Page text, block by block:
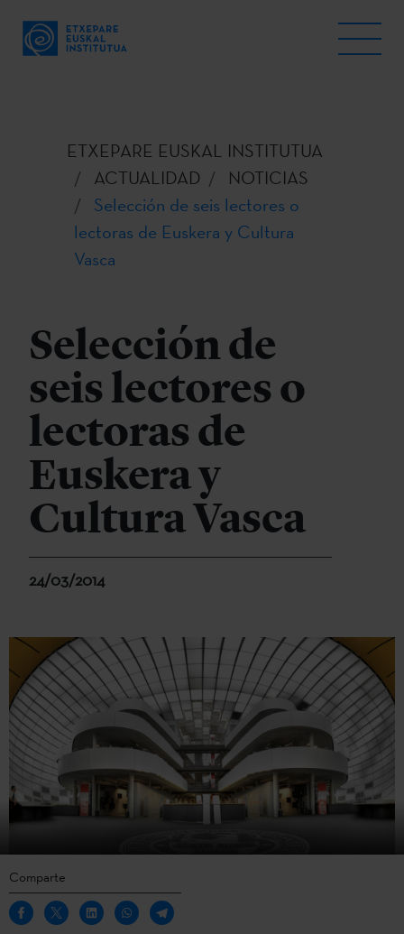
ETXEPARE EUSKAL INSTITUTUA
ACTUALIDAD
NOTICIAS
Selección de seis lectores o
lectoras de Euskera y Cultura
Vasca
Selección de
seis lectores o
lectoras de
Euskera y
Cultura Vasca
24/03/2014
Comparte